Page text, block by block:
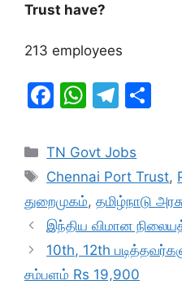
Trust have?
213 employees
F
c
e
b
o
o
W
at
s
A
p
p
T
e
gr
a
m
e
Categories
TN Govt Jobs
Tags
Chennai Port Trust,
துறைமுகம், தமிழ்நாடு
இந்திய விமான
10th, 12th
சம்பளம் Rs 19,900